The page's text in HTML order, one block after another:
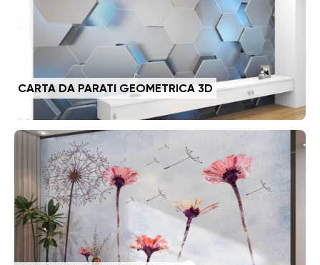
CARTA DA PARATI GEOMETRICA 3D